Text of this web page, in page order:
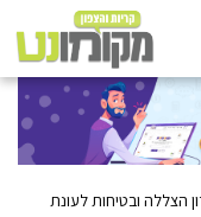
הצללה ובטיחות לעונת